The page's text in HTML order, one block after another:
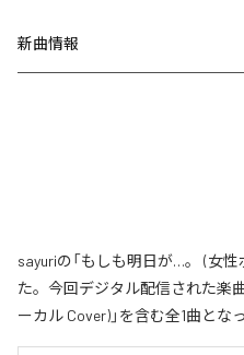
新曲情報
sayuriの「もしも明日が…。 (女
た。今回デジタル配信された楽
ーカル Cover)」を含む全1曲とな